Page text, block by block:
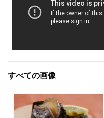
すべての画像